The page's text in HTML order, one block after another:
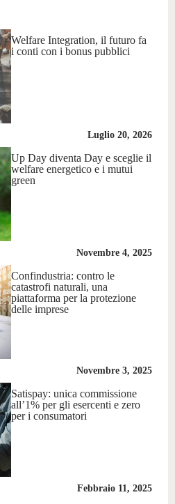
Welfare Integration, il futuro fa
i conti con i bonus pubblici
Luglio 20, 2026
Up Day diventa Day e sceglie il
welfare energetico e i mutui
green
Novembre 4, 2025
Confindustria: contro le
catastrofi naturali, una
piattaforma per la protezione
delle imprese
Novembre 3, 2025
Satispay: unica commissione
all’1% per gli esercenti e zero
per i consumatori
Febbraio 11, 2025